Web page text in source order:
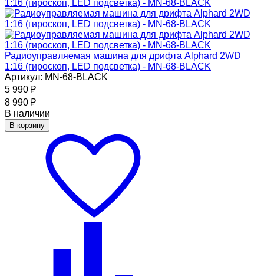
Радиоуправляемая машина для дрифта Alphard 2WD
1:16 (гироскоп, LED подсветка) - MN-68-BLACK
Артикул: MN-68-BLACK
5 990 ₽
8 990 ₽
В наличии
В корзину